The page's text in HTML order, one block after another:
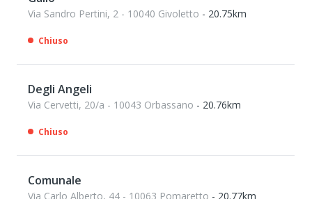
Via Sandro Pertini, 2 - 10040 Givoletto - 20.75km
Chiuso
Degli Angeli
Via Cervetti, 20/a - 10043 Orbassano - 20.76km
Chiuso
Comunale
Via Carlo Alberto, 44 - 10063 Pomaretto - 20.77km